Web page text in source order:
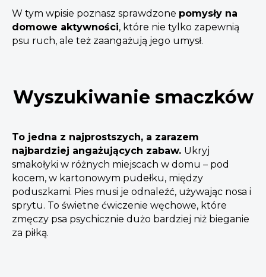
W tym wpisie poznasz sprawdzone pomysły na
domowe aktywności, które nie tylko zapewnią
psu ruch, ale też zaangażują jego umysł.
Wyszukiwanie smaczków
To jedna z najprostszych, a zarazem
najbardziej angażujących zabaw. Ukryj
smakołyki w różnych miejscach w domu – pod
kocem, w kartonowym pudełku, między
poduszkami. Pies musi je odnaleźć, używając nosa i
sprytu. To świetne ćwiczenie węchowe, które
zmęczy psa psychicznie dużo bardziej niż bieganie
za piłką.